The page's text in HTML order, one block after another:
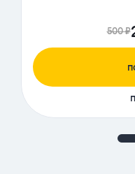
500 ₽